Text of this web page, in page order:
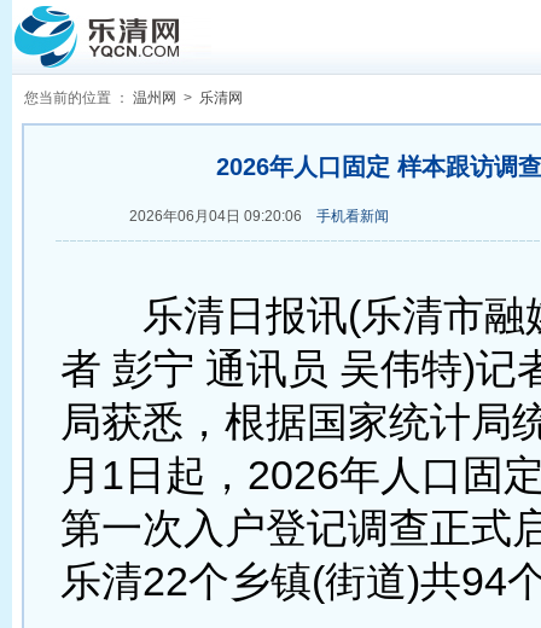
您当前的位置 ： 温州网 > 乐清网
2026年人口固定 样本跟访调
2026年06月04日 09:20:06 手机看新闻
乐清日报讯(乐清市融
者 彭宁 通讯员 吴伟特)记
局获悉，根据国家统计局
月1日起，2026年人口固
第一次入户登记调查正式
乐清22个乡镇(街道)共94